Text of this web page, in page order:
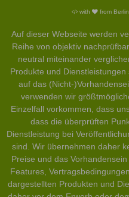
with from
Auf dieser Webseite werden
Reihe von objektiv
neutral miteinander
Produkte und
auf das (Nicht-
verwenden wir
Einzelfall vorkommen, dass
dass die überprüften
Dienstleistung bei
sind. Wir übernehmen daher
Preise und das
Features,
dargestellten Produkten und